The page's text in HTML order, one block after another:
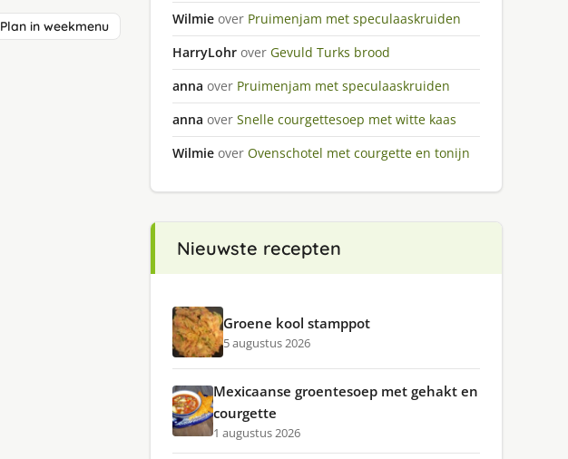
Plan in weekmenu
Wilmie over Pruimenjam met speculaaskruiden
HarryLohr over Gevuld Turks brood
anna over Pruimenjam met speculaaskruiden
anna over Snelle courgettesoep met witte kaas
Wilmie over Ovenschotel met courgette en tonijn
Nieuwste recepten
Groene kool stamppot
5 augustus 2026
Mexicaanse groentesoep met gehakt en
courgette
1 augustus 2026